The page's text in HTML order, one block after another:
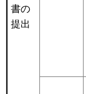
書の
提出